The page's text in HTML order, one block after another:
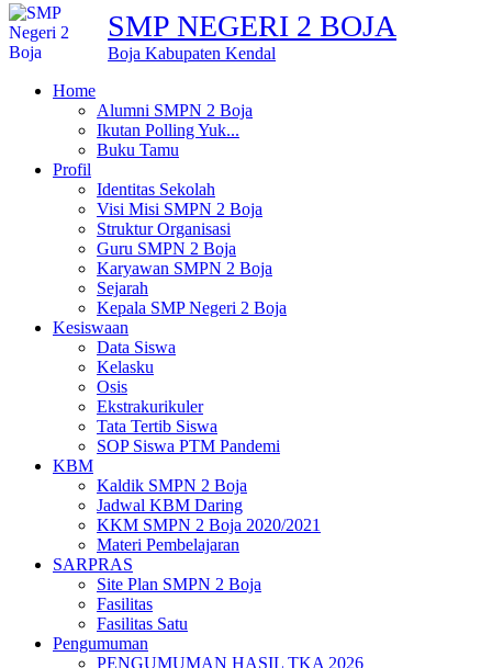
SMP NEGERI 2 BOJA
Boja Kabupaten Kendal
Home
Alumni SMPN 2 Boja
Ikutan Polling Yuk...
Buku Tamu
Profil
Identitas Sekolah
Visi Misi SMPN 2 Boja
Struktur Organisasi
Guru SMPN 2 Boja
Karyawan SMPN 2 Boja
Sejarah
Kepala SMP Negeri 2 Boja
Kesiswaan
Data Siswa
Kelasku
Osis
Ekstrakurikuler
Tata Tertib Siswa
SOP Siswa PTM Pandemi
KBM
Kaldik SMPN 2 Boja
Jadwal KBM Daring
KKM SMPN 2 Boja 2020/2021
Materi Pembelajaran
SARPRAS
Site Plan SMPN 2 Boja
Fasilitas
Fasilitas Satu
Pengumuman
PENGUMUMAN HASIL TKA 2026